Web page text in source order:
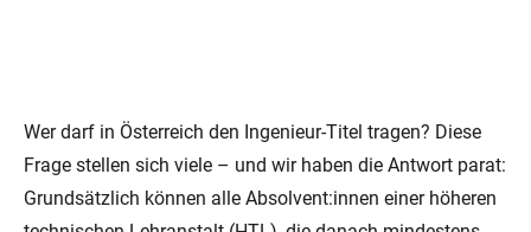
Wer darf in Österreich den Ingenieur-Titel tragen? Diese
Frage stellen sich viele – und wir haben die Antwort parat:
Grundsätzlich können alle Absolvent:innen einer höheren